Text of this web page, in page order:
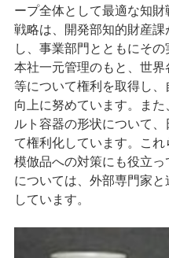
ープ全体として最適な知
戦略は、開発部知的財産
し、事業部門とともにその
本社一元管理のもと、世
等について権利を取得し、
向上に努めています。ま
ルト容器の形状について
て権利化しています。こ
模倣品への対策にも役立
については、外部専門家
しています。